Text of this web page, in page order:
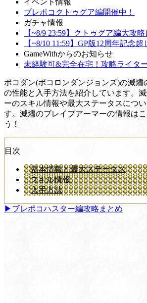
ブレポコクトゥグア編開催中！
ガチャ情報
【~8/9 23:59】クトゥグア編大攻
【~8/10 11:59】GP版12周年記念超
GameWithからのお知らせ
未経験可&完全在宅！攻略ライタ
ポコダン(ポコロンダンジョンズ)の滅燼
の性能と入手方法を紹介しています。
ーのスキル情報や最大ステータスにつ
す。滅燼のブレイブアーマーの情報は
う！
目次
基本情報と最大ステータス
スキル情報
入手方法
▶ブレポコハスター編攻略まとめ